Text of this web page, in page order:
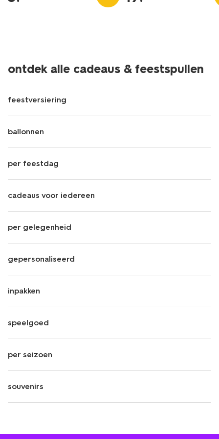
ontdek alle cadeaus & feestspullen
feestversiering
ballonnen
per feestdag
cadeaus voor iedereen
per gelegenheid
gepersonaliseerd
inpakken
speelgoed
per seizoen
souvenirs